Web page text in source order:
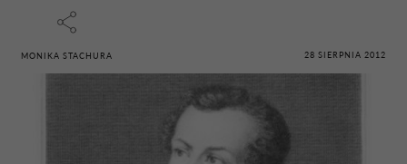
MONIKA STACHURA 28 SIERPNIA 2012